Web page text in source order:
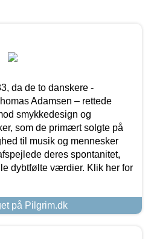
da de to danskere -
Adamsen – rettede
smykkedesign og
som de primært solgte på
til musik og mennesker
deres spontanitet,
dybtfølte værdier. Klik her for
på Pilgrim.dk